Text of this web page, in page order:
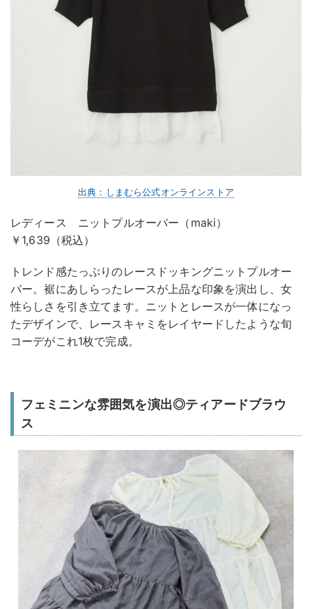
出典：しまむら公式オンラインストア
レディース ニットプルオーバー（maki）
￥1,639（税込）
トレンド感たっぷりのレースドッキングニットプルオー
バー。裾にあしらったレースが上品な印象を演出し、女
性らしさを引き立てます。ニットとレースが一体になっ
たデザインで、レースキャミをレイヤードしたような旬
コーデがこれ1枚で完成。
フェミニンな雰囲気を演出◎ティアードブラウ
ス